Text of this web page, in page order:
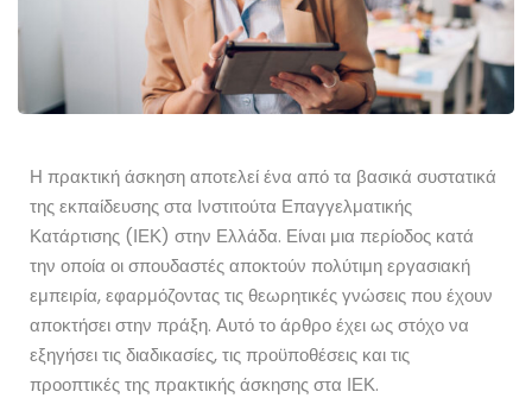
Η πρακτική άσκηση αποτελεί ένα από τα βασικά συστατικά
της εκπαίδευσης στα Ινστιτούτα Επαγγελματικής
Κατάρτισης (ΙΕΚ) στην Ελλάδα. Είναι μια περίοδος κατά
την οποία οι σπουδαστές αποκτούν πολύτιμη εργασιακή
εμπειρία, εφαρμόζοντας τις θεωρητικές γνώσεις που έχουν
αποκτήσει στην πράξη. Αυτό το άρθρο έχει ως στόχο να
εξηγήσει τις διαδικασίες, τις προϋποθέσεις και τις
προοπτικές της πρακτικής άσκησης στα ΙΕΚ.